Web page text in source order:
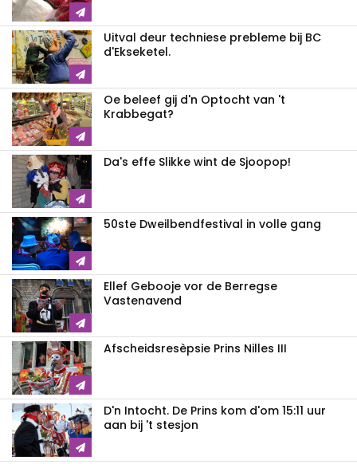
Uitval deur techniese prebleme bij BC
d'Ekseketel.
Oe beleef gij d'n Optocht van 't
Krabbegat?
Da's effe Slikke wint de Sjoopop!
50ste Dweilbendfestival in volle gang
Ellef Gebooje vor de Berregse
Vastenavend
Afscheidsresèpsie Prins Nilles III
D'n Intocht. De Prins kom d'om 15:11 uur
aan bij 't stesjon